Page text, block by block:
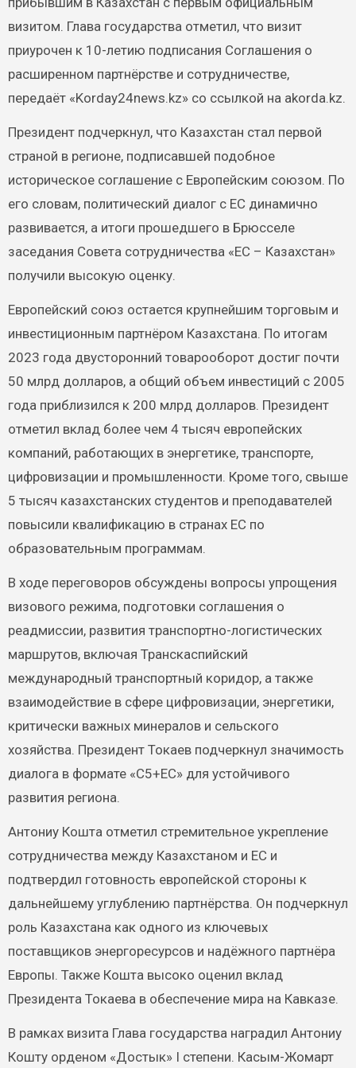
визитом. Глава государства отметил, что визит
приурочен к 10-летию подписания Соглашения о
расширенном партнёрстве и сотрудничестве,
передаёт «Korday24news.kz» со ссылкой на akorda.kz.
Президент подчеркнул, что Казахстан стал первой
страной в регионе, подписавшей подобное
историческое соглашение с Европейским союзом. По
его словам, политический диалог с ЕС динамично
развивается, а итоги прошедшего в Брюсселе
заседания Совета сотрудничества «ЕС – Казахстан»
получили высокую оценку.
Европейский союз остается крупнейшим торговым и
инвестиционным партнёром Казахстана. По итогам
2023 года двусторонний товарооборот достиг почти
50 млрд долларов, а общий объем инвестиций с 2005
года приблизился к 200 млрд долларов. Президент
отметил вклад более чем 4 тысяч европейских
компаний, работающих в энергетике, транспорте,
цифровизации и промышленности. Кроме того, свыше
5 тысяч казахстанских студентов и преподавателей
повысили квалификацию в странах ЕС по
образовательным программам.
В ходе переговоров обсуждены вопросы упрощения
визового режима, подготовки соглашения о
реадмиссии, развития транспортно-логистических
маршрутов, включая Транскаспийский
международный транспортный коридор, а также
взаимодействие в сфере цифровизации, энергетики,
критически важных минералов и сельского
хозяйства. Президент Токаев подчеркнул значимость
диалога в формате «С5+ЕС» для устойчивого
развития региона.
Антониу Кошта отметил стремительное укрепление
сотрудничества между Казахстаном и ЕС и
подтвердил готовность европейской стороны к
дальнейшему углублению партнёрства. Он подчеркнул
роль Казахстана как одного из ключевых
поставщиков энергоресурсов и надёжного партнёра
Европы. Также Кошта высоко оценил вклад
Президента Токаева в обеспечение мира на Кавказе.
В рамках визита Глава государства наградил Антониу
Кошту орденом «Достык» I степени. Касым-Жомарт